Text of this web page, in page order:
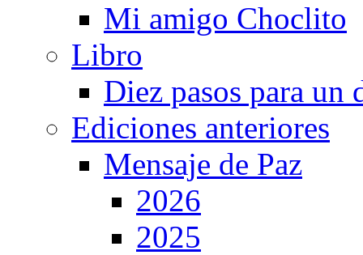
Mi amigo Choclito
Libro
Diez pasos para
Ediciones anteriores
Mensaje de Paz
2026
2025